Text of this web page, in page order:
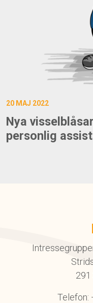
20 MAJ 2022
Nya
personlig
291
Telefon: